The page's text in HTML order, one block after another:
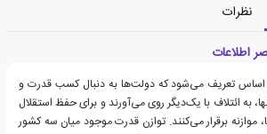
نظرات
اطلاعات
اساس تعریف می‌شود که دولت‌ها به دنبال کسب قدرت و
به ائتلاف با یک‌دیگر روی می‌آورند و برای حفظ استقلال
موازنه برقرار می‌کنند. توازن قدرت موجود میان سه کشور